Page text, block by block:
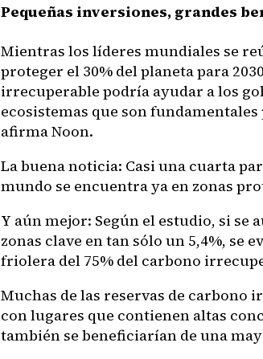
Pequeñas inversiones, grandes
Mientras los líderes mundiales se
proteger el 30% del planeta para
irrecuperable podría ayudar a los
ecosistemas que son
afirma Noon.
La buena noticia: Casi una cuarta
mundo se encuentra ya en zonas
Y aún mejor: Según el estudio, si
zonas clave en tan sólo un 5,4%, se
friolera del 75% del carbono
Muchas de las reservas de carbono
con lugares que contienen altas
también se beneficiarían de una